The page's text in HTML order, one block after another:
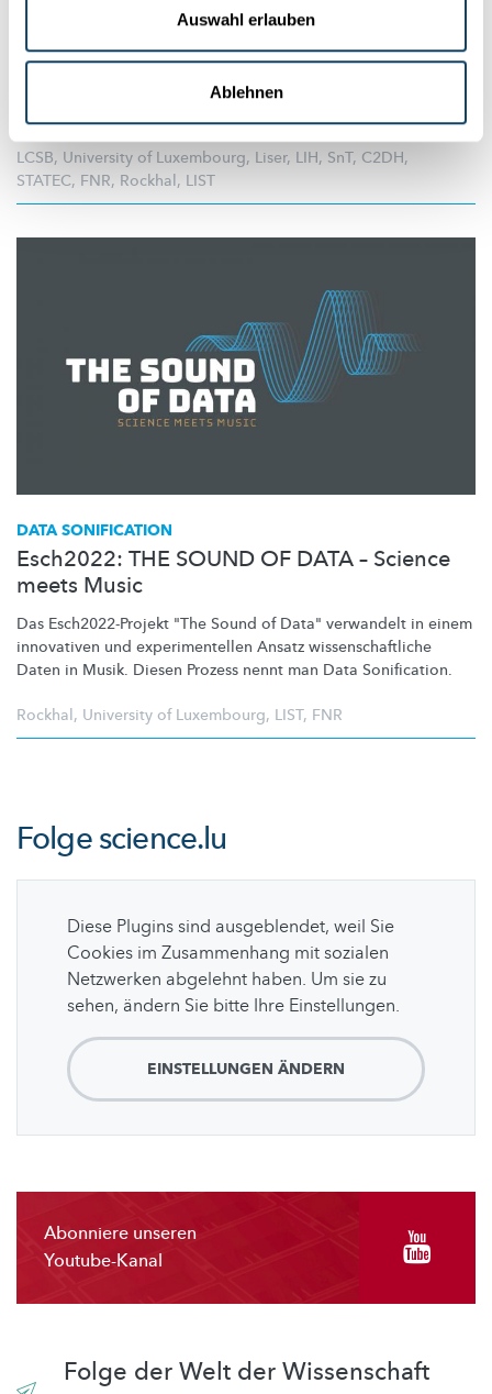
Auswahl erlauben
Ablehnen
Forscher haben
die durch COVID-19 verursachteHyperentzündungenzu
verhindern. Erfahre mehr in unseremNachrichtenüberblick
LCSB, University of Luxembourg, Liser, LIH, SnT, C2DH,
STATEC, FNR, Rockhal, LIST
DATA SONIFICATION
Esch2022: THE SOUND OF DATA – Science
meets Music
Das Esch2022-Projekt "The Sound of Data" verwandelt in einem
innovativen und experimentellen Ansatz wissenschaftliche
Daten in Musik. Diesen Prozess nennt man Data Sonification.
Rockhal, University of Luxembourg, LIST, FNR
Folgescience.lu
Diese Plugins sind ausgeblendet, weil Sie
Cookies im Zusammenhang mit sozialen
Netzwerken abgelehnt haben. Um sie zu
sehen, ändern Sie bitte Ihre Einstellungen.
EINSTELLUNGEN ÄNDERN
Abonniere unseren
Youtube-Kanal
Folge der Welt der Wissenschaft